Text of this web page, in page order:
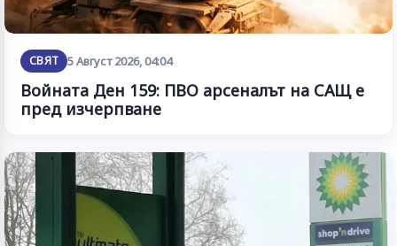
СВЯТ 5 Август 2026, 04:04
Войната Ден 159: ПВО арсеналът на САЩ е
пред изчерпване